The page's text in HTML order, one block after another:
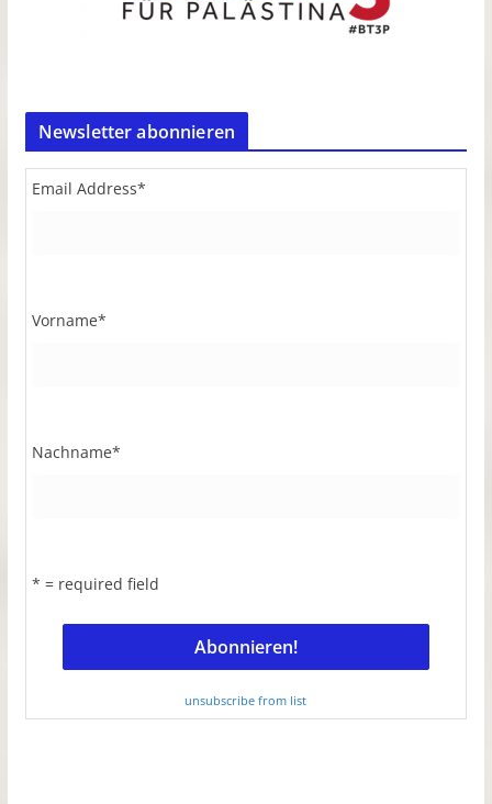
Newsletter abonnieren
Email Address*
Vorname*
Nachname*
* = required field
unsubscribe from list